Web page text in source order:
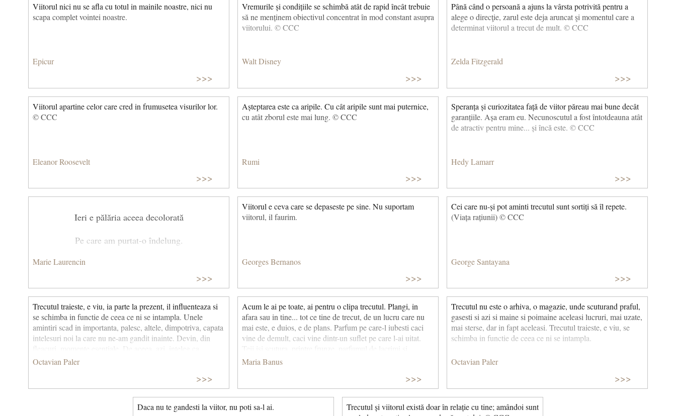
Viitorul nici nu se afla cu totul in mainile noastre, nici nu
scapa complet vointei noastre.
Epicur
>>>
Vremurile și condițiile se schimbă atât de rapid încât trebuie
să ne menținem obiectivul concentrat în mod constant asupra
viitorului. © CCC
Walt Disney
>>>
Până când o persoană a ajuns la vârsta potrivită pentru a
alege o direcţie, zarul este deja aruncat şi momentul care a
determinat viitorul a trecut de mult. © CCC
Zelda Fitzgerald
>>>
Viitorul apartine celor care cred in frumusetea visurilor lor.
© CCC
Eleanor Roosevelt
>>>
Așteptarea este ca aripile. Cu cât aripile sunt mai puternice,
cu atât zborul este mai lung. © CCC
Rumi
>>>
Speranța și curiozitatea față de viitor păreau mai bune decât
garanțiile. Așa eram eu. Necunoscutul a fost întotdeauna atât
de atractiv pentru mine... și încă este. © CCC
Hedy Lamarr
>>>
Ieri e pălăria aceea decolorată
Pe care am purtat-o îndelung.
Care nu mai este la modă.
Ieri e cea mai frumoasă mănăstire,
Atât de goală acum
Ieri e inima mea greșit dăruită.
Marie Laurencin
>>>
Viitorul e ceva care se depaseste pe sine. Nu suportam
viitorul, il faurim.
Georges Bernanos
>>>
Cei care nu-și pot aminti trecutul sunt sortiți să îl repete.
(Viața rațiunii) © CCC
George Santayana
>>>
Trecutul traieste, e viu, ia parte la prezent, il influenteaza si
se schimba in functie de ceea ce ni se intampla. Unele
amintiri scad in importanta, palesc, altele, dimpotriva, capata
intelesuri noi la care nu ne-am gandit inainte. Devin, din
fleacuri, momente esentiale. De aceea, azi, inteleg ca
destinul se ascunde, deseori, in cea mai cenusie si
Octavian Paler
>>>
Acum le ai pe toate, ai pentru o clipa trecutul. Plangi, in
afara sau in tine... tot ce tine de trecut, de un lucru care nu
mai este, e duios, e de plans. Parfum pe care-l iubesti caci
vine de demult, caci vine dintr-un suflet pe care l-ai uitat.
Teii isi scutura, printre frunze, parfumul de lacrimi si
racoare, ca notele induiosatoare care se strecoara prin
Maria Banus
>>>
Trecutul nu este o arhiva, o magazie, unde scuturand praful,
gasesti si azi si maine si poimaine aceleasi lucruri, mai uzate,
mai sterse, dar in fapt aceleasi. Trecutul traieste, e viu, se
schimba in functie de ceea ce ni se intampla.
Octavian Paler
>>>
Daca nu te gandesti la viitor, nu poti sa-l ai.
Trecutul și viitorul există doar în relație cu tine; amândoi sunt